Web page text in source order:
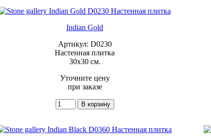
Indian Gold
Артикул: D0230
Настенная плитка
30x30 см.
Уточните цену
при заказе